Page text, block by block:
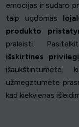
emocijas ir sudaro
taip ugdomas
produkto
praleisti.
išskirtines
užmegztumėte
kad kiekvienas